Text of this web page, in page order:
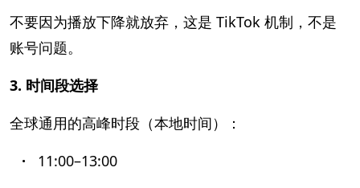
不要因为播放下降就放弃，这是 TikTok 机制，不是
账号问题。
3. 时间段选择
全球通用的高峰时段（本地时间）：
·
11:00–13:00